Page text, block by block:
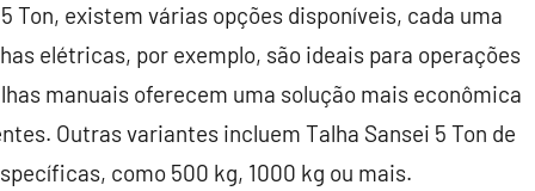
Ton, existem várias opções disponíveis, cada uma
elétricas, por exemplo, são ideais para operações
manuais oferecem uma solução mais econômica
Outras variantes incluem Talha Sansei 5 Ton de
como 500 kg, 1000 kg ou mais.